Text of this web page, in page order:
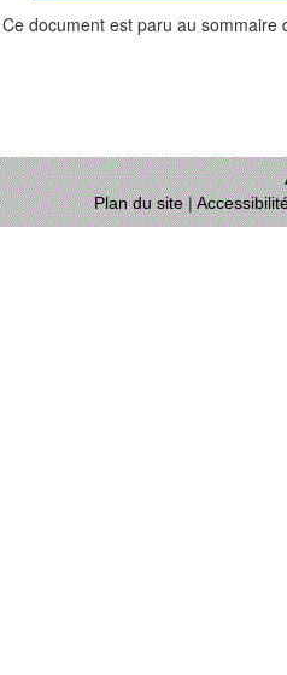
Ce document est paru au sommaire
Plan du site|